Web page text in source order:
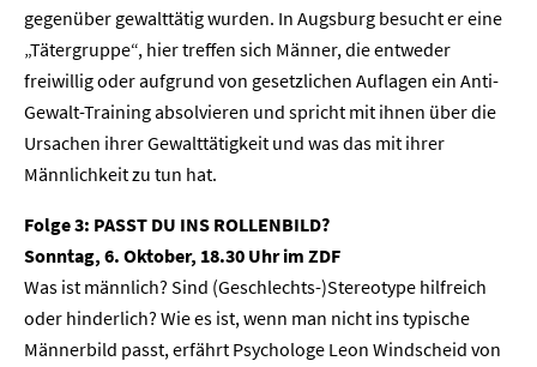
gegenüber gewalttätig wurden. In Augsburg besucht er eine
„Tätergruppe“, hier treffen sich Männer, die entweder
freiwillig oder aufgrund von gesetzlichen Auflagen ein Anti-
Gewalt-Training absolvieren und spricht mit ihnen über die
Ursachen ihrer Gewalttätigkeit und was das mit ihrer
Männlichkeit zu tun hat.
Folge 3: PASST DU INS ROLLENBILD?
Sonntag, 6. Oktober, 18.30 Uhr im ZDF
Was ist männlich? Sind (Geschlechts-)Stereotype hilfreich
oder hinderlich? Wie es ist, wenn man nicht ins typische
Männerbild passt, erfährt Psychologe Leon Windscheid von
Home